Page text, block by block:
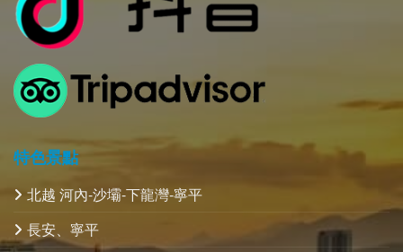
特色景點
北越 河內-沙壩-下龍灣-寧平
長安、寧平